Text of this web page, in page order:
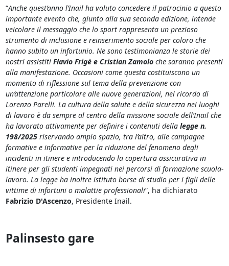
“Anche quest’anno l’Inail ha voluto concedere il patrocinio a questo
importante evento che, giunto alla sua seconda edizione, intende
veicolare il messaggio che lo sport rappresenta un prezioso
strumento di inclusione e reinserimento sociale per coloro che
hanno subito un infortunio. Ne sono testimonianza le storie dei
nostri assistiti Flavio Frigè e Cristian Zamoloche saranno presenti
alla manifestazione. Occasioni come questa costituiscono un
momento di riflessione sul tema della prevenzione con
un’attenzione particolare alle nuove generazioni, nel ricordo di
Lorenzo Parelli. La cultura della salute e della sicurezza nei luoghi
di lavoro è da sempre al centro della missione sociale dell’Inail che
ha lavorato attivamente per definire i contenuti della legge n.
198/2025riservando ampio spazio, tra l’altro, alle campagne
formative e informative per la riduzione del fenomeno degli
incidenti in itinere e introducendo la copertura assicurativa in
itinere per gli studenti impegnati nei percorsi di formazione scuola-
lavoro. La legge ha inoltre istituto borse di studio per i figli delle
vittime di infortuni o malattie professionali”, ha dichiarato
Fabrizio D'Ascenzo, Presidente Inail.
Palinsesto gare